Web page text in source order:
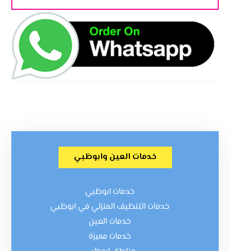
خدمات العين وابوظبي
خدمات ابوظبي
خدمات التنظيف المنزلي في ابوظبي
خدمات العين
خدمات مميزة